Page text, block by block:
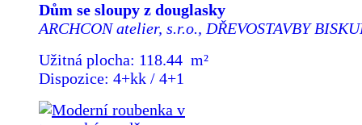
Dům se sloupy z douglasky
ARCHCON atelier, s.r.o., DŘEVOSTAVBY
Užitná plocha: 118.44 m²
Dispozice: 4+kk / 4+1